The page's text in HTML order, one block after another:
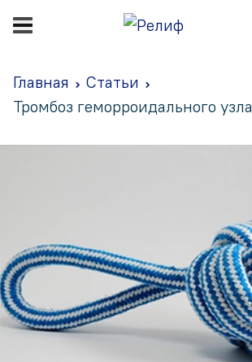
Главная
Статьи
Тромбоз геморроидального узла